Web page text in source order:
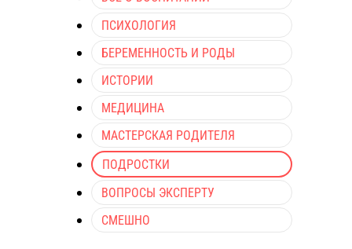
ПСИХОЛОГИЯ
БЕРЕМЕННОСТЬ И РОДЫ
ИСТОРИИ
МЕДИЦИНА
МАСТЕРСКАЯ РОДИТЕЛЯ
ПОДРОСТКИ
ВОПРОСЫ ЭКСПЕРТУ
СМЕШНО